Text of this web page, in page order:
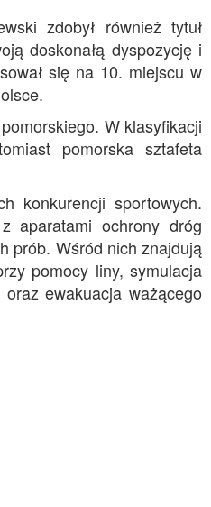
zdobył również tytuł
doskonałą dyspozycję i
się na 10. miejscu w
W klasyfikacji
pomorska sztafeta
konkurencji sportowych.
aparatami ochrony dróg
prób. Wśród nich znajdują
pomocy liny, symulacja
ewakuacja ważącego